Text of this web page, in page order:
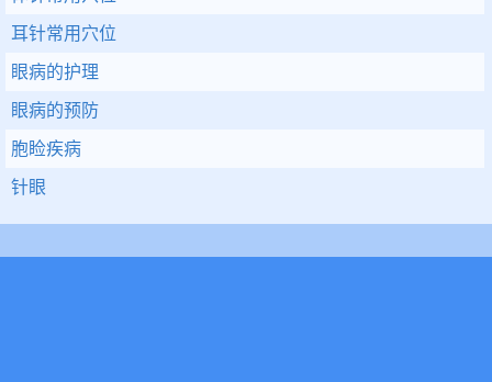
耳针常用穴位
眼病的护理
眼病的预防
胞睑疾病
针眼